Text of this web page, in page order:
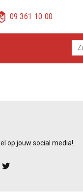
09 361 10 00
op jouw social media!